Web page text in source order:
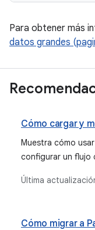
Para obtener más
datos grandes
Cómo cargar y
Muestra cómo
configurar un flujo
Última
Cómo migrar a